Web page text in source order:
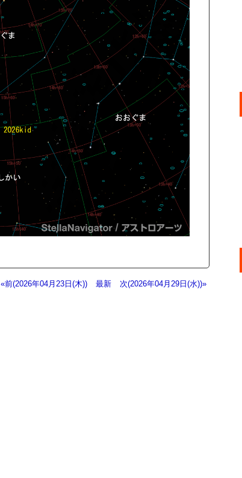
«前(2026年04月23日(木)) 最新 次(2026年04月29日(水))»